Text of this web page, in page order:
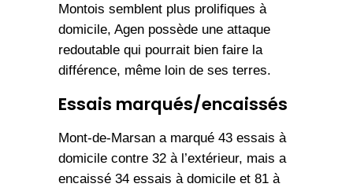
Montois semblent plus prolifiques à
domicile, Agen possède une attaque
redoutable qui pourrait bien faire la
différence, même loin de ses terres.
Essais marqués/encaissés
Mont-de-Marsan a marqué 43 essais à
domicile contre 32 à l’extérieur, mais a
encaissé 34 essais à domicile et 81 à